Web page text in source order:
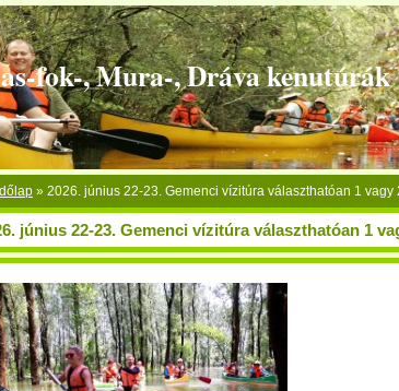
fok-, Mura-, Dráva kenutúrák
» 2026. június 22-23. Gemenci vízitúra választhatóan 1 vagy
június 22-23. Gemenci vízitúra választhatóan 1